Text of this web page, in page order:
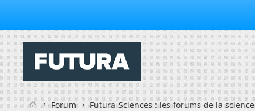
Forum Futura-Sciences : les forums de la science